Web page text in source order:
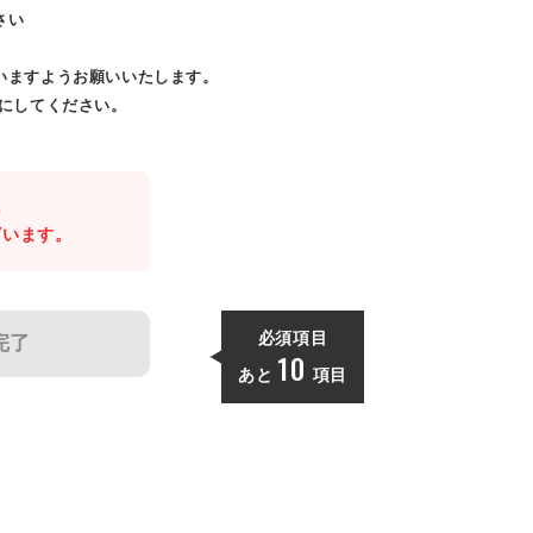
い
すようお願いいたします。
してください。
ます。
了 必須項目
あと 10 項目